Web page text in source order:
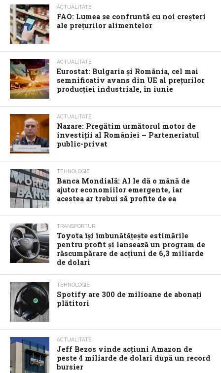
ACTUALITATE
FAO: Lumea se confruntă cu noi creșteri
ale prețurilor alimentelor
ACTUALITATE
Eurostat: Bulgaria și România, cel mai
semnificativ avans din UE al prețurilor
producției industriale, în iunie
ACTUALITATE
Nazare: Pregătim următorul motor de
investiții al României – Parteneriatul
public-privat
TEHNOLOGIE
Banca Mondială: AI le dă o mână de
ajutor economiilor emergente, iar
acestea ar trebui să profite de ea
TRANSPORTURI
Toyota îşi îmbunătăţeşte estimările
pentru profit şi lansează un program de
răscumpărare de acţiuni de 6,3 miliarde
de dolari
TEHNOLOGIE
Spotify are 300 de milioane de abonaţi
plătitori
ACTUALITATE
Jeff Bezos vinde acţiuni Amazon de
peste 4 miliarde de dolari după un record
bursier